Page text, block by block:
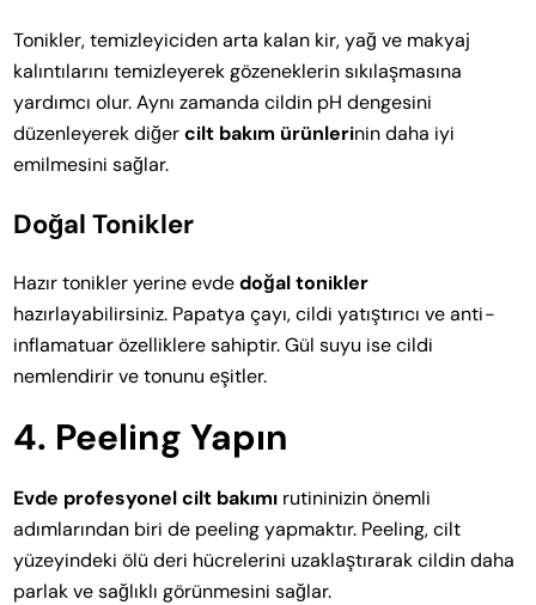
Tonikler, temizleyiciden arta kalan kir, yağ ve makyaj
kalıntılarını temizleyerek gözeneklerin sıkılaşmasına
yardımcı olur. Aynı zamanda cildin pH dengesini
düzenleyerek diğercilt bakım ürünlerinin daha iyi
emilmesini sağlar.
Doğal Tonikler
Hazır tonikler yerine evdedoğal tonikler
hazırlayabilirsiniz. Papatya çayı, cildi yatıştırıcı ve anti-
inflamatuar özelliklere sahiptir. Gül suyu ise cildi
nemlendirir ve tonunu eşitler.
4. Peeling Yapın
Evde profesyonel cilt bakımı rutininizin önemli
adımlarından biri de peeling yapmaktır. Peeling, cilt
yüzeyindeki ölü deri hücrelerini uzaklaştırarak cildin daha
parlak ve sağlıklı görünmesini sağlar.